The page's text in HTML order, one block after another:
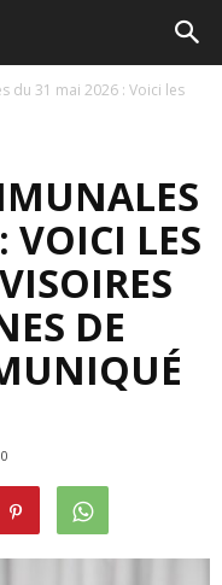
du 31 mai 2026 : Voici les
LES
DE
0